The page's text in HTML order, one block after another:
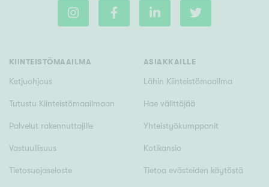
Tyydyttävä
Ominaisuudet
Hissi
Oma sauna
KIINTEISTÖMAAILMA
Ketjuohjaus
Tutustu Kiinteistömaailmaan
Palvelut rakennuttajille
Vastuullisuus
Tietosuojaseloste
ASIAKKAILLE
Lähin Kiinteistömaailma
Hae välittäjää
Yhteistyökumppanit
Kotikansio
Tietoa evästeiden käytöstä